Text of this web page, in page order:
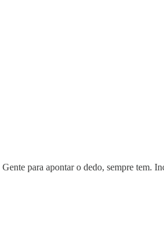
para apontar o dedo, sempre tem.